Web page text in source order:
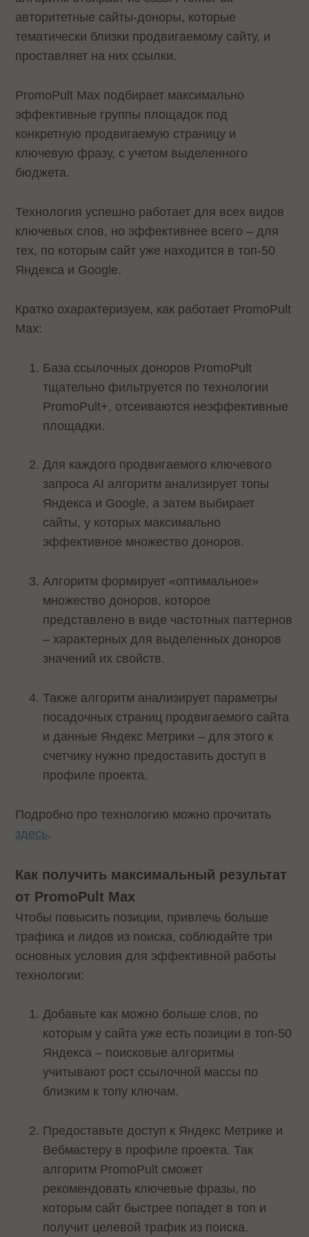
авторитетные сайты-доноры, которые
тематически близки продвигаемому сайту, и
проставляет на них ссылки.
PromoPult Max подбирает максимально
эффективные группы площадок под
конкретную продвигаемую страницу и
ключевую фразу, с учетом выделенного
бюджета.
Технология успешно работает для всех видов
ключевых слов, но эффективнее всего – для
тех, по которым сайт уже находится в топ-50
Яндекса и Google.
Кратко охарактеризуем, как работает PromoPult
Max:
База ссылочных доноров PromoPult
тщательно фильтруется по технологии
PromoPult+, отсеиваются неэффективные
площадки.
Для каждого продвигаемого ключевого
запроса AI алгоритм анализирует топы
Яндекса и Google, а затем выбирает
сайты, у которых максимально
эффективное множество доноров.
Алгоритм формирует «оптимальное»
множество доноров, которое
представлено в виде частотных паттернов
– характерных для выделенных доноров
значений их свойств.
Также алгоритм анализирует параметры
посадочных страниц продвигаемого сайта
и данные Яндекс Метрики – для этого к
счетчику нужно предоставить доступ в
профиле проекта.
Подробно про технологию можно прочитать
здесь.
Как получить максимальный результат
от PromoPult Max
Чтобы повысить позиции, привлечь больше
трафика и лидов из поиска, соблюдайте три
основных условия для эффективной работы
технологии:
Добавьте как можно больше слов, по
которым у сайта уже есть позиции в топ-50
Яндекса – поисковые алгоритмы
учитывают рост ссылочной массы по
близким к топу ключам.
Предоставьте доступ к Яндекс Метрике и
Вебмастеру в профиле проекта. Так
алгоритм PromoPult сможет
рекомендовать ключевые фразы, по
которым сайт быстрее попадет в топ и
получит целевой трафик из поиска.